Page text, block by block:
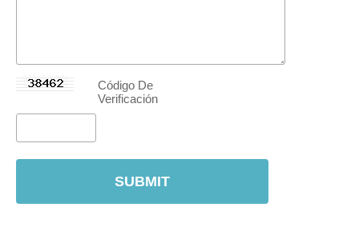
Código De
Verificación